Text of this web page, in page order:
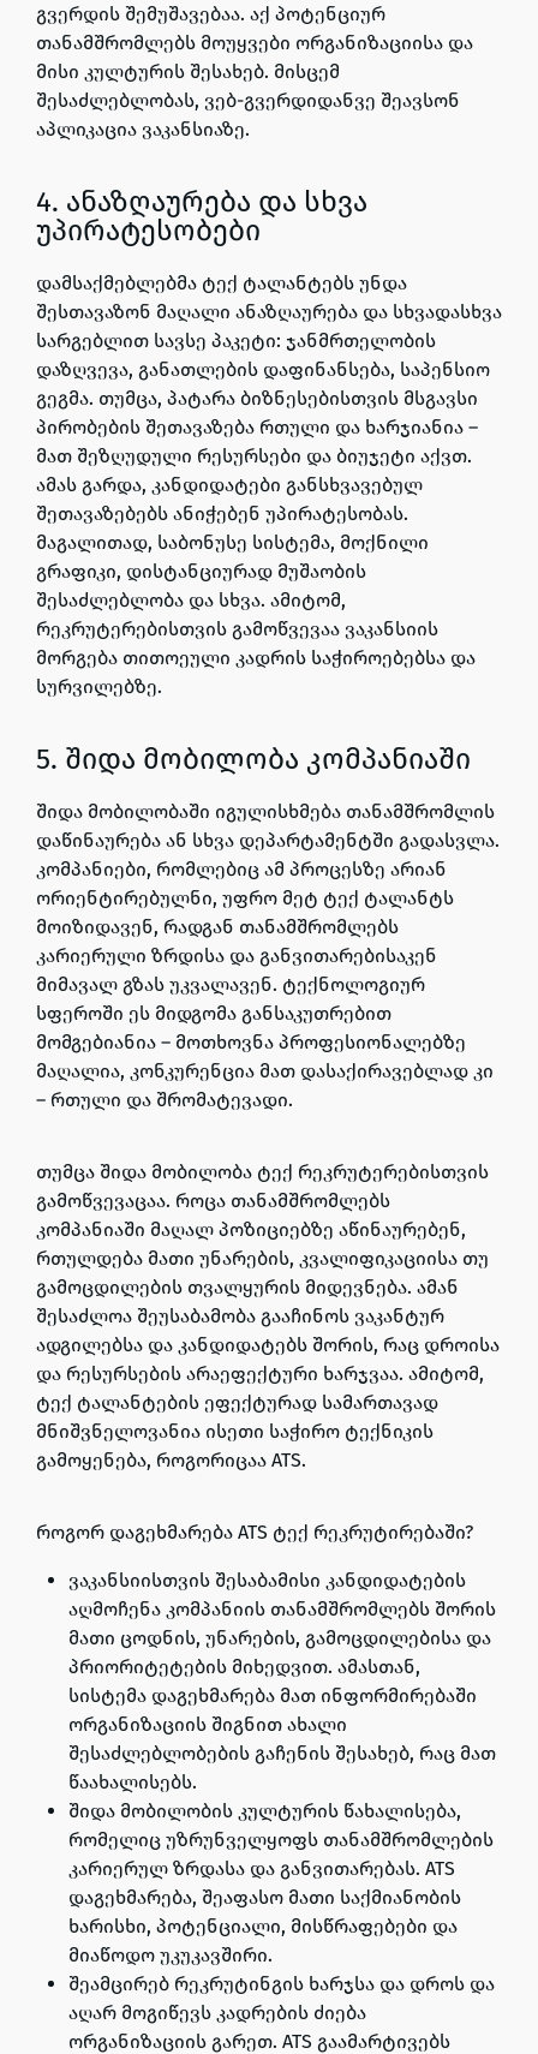
გვერდის შემუშავებაა. აქ პოტენციურ
თანამშრომლებს მოუყვები ორგანიზაციისა და
მისი კულტურის შესახებ. მისცემ
შესაძლებლობას, ვებ-გვერდიდანვე შეავსონ
აპლიკაცია ვაკანსიაზე.
4. ანაზღაურება და სხვა
უპირატესობები
დამსაქმებლებმა ტექ ტალანტებს უნდა
შესთავაზონ მაღალი ანაზღაურება და სხვადასხვა
სარგებლით სავსე პაკეტი: ჯანმრთელობის
დაზღვევა, განათლების დაფინანსება, საპენსიო
გეგმა. თუმცა, პატარა ბიზნესებისთვის მსგავსი
პირობების შეთავაზება რთული და ხარჯიანია –
მათ შეზღუდული რესურსები და ბიუჯეტი აქვთ.
ამას გარდა, კანდიდატები განსხვავებულ
შეთავაზებებს ანიჭებენ უპირატესობას.
მაგალითად, საბონუსე სისტემა, მოქნილი
გრაფიკი, დისტანციურად მუშაობის
შესაძლებლობა და სხვა. ამიტომ,
რეკრუტერებისთვის გამოწვევაა ვაკანსიის
მორგება თითოეული კადრის საჭიროებებსა და
სურვილებზე.
5. შიდა მობილობა კომპანიაში
შიდა მობილობაში იგულისხმება თანამშრომლის
დაწინაურება ან სხვა დეპარტამენტში გადასვლა.
კომპანიები, რომლებიც ამ პროცესზე არიან
ორიენტირებულნი, უფრო მეტ ტექ ტალანტს
მოიზიდავენ, რადგან თანამშრომლებს
კარიერული ზრდისა და განვითარებისაკენ
მიმავალ გზას უკვალავენ. ტექნოლოგიურ
სფეროში ეს მიდგომა განსაკუთრებით
მომგებიანია – მოთხოვნა პროფესიონალებზე
მაღალია, კონკურენცია მათ დასაქირავებლად კი
– რთული და შრომატევადი.
თუმცა შიდა მობილობა ტექ რეკრუტერებისთვის
გამოწვევაცაა. როცა თანამშრომლებს
კომპანიაში მაღალ პოზიციებზე აწინაურებენ,
რთულდება მათი უნარების, კვალიფიკაციისა თუ
გამოცდილების თვალყურის მიდევნება. ამან
შესაძლოა შეუსაბამობა გააჩინოს ვაკანტურ
ადგილებსა და კანდიდატებს შორის, რაც დროისა
და რესურსების არაეფექტური ხარჯვაა. ამიტომ,
ტექ ტალანტების ეფექტურად სამართავად
მნიშვნელოვანია ისეთი საჭირო ტექნიკის
გამოყენება, როგორიცაა ATS.
როგორ დაგეხმარება ATS ტექ რეკრუტირებაში?
ვაკანსიისთვის შესაბამისი კანდიდატების
აღმოჩენა კომპანიის თანამშრომლებს შორის
მათი ცოდნის, უნარების, გამოცდილებისა და
პრიორიტეტების მიხედვით. ამასთან,
სისტემა დაგეხმარება მათ ინფორმირებაში
ორგანიზაციის შიგნით ახალი
შესაძლებლობების გაჩენის შესახებ, რაც მათ
წაახალისებს.
შიდა მობილობის კულტურის წახალისება,
რომელიც უზრუნველყოფს თანამშრომლების
კარიერულ ზრდასა და განვითარებას. ATS
დაგეხმარება, შეაფასო მათი საქმიანობის
ხარისხი, პოტენციალი, მისწრაფებები და
მიაწოდო უკუკავშირი.
შეამცირებ რეკრუტინგის ხარჯსა და დროს და
აღარ მოგიწევს კადრების ძიება
ორგანიზაციის გარეთ. ATS გაამარტივებს